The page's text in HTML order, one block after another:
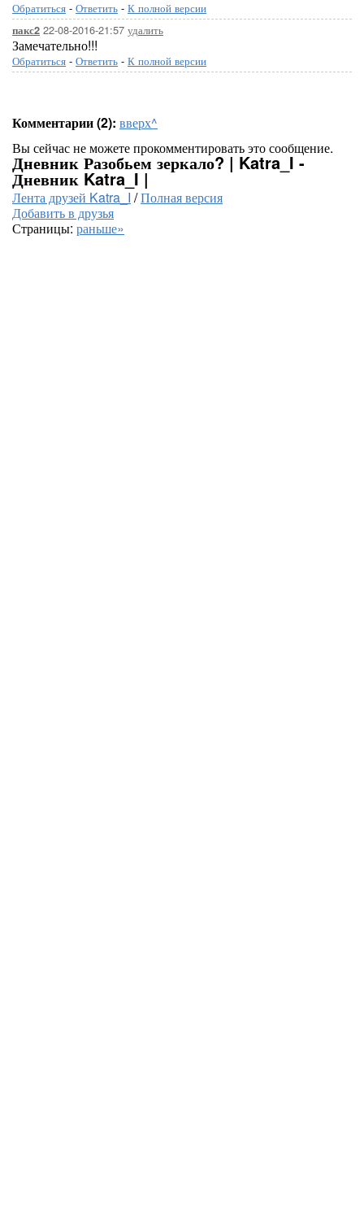
Обратиться - Ответить - К полной версии
пакс2 22-08-2016-21:57 удалить
Замечательно!!!
Обратиться - Ответить - К полной версии
Комментарии (2): вверх^
Вы сейчас не можете прокомментировать это сообщение.
Дневник Разобьем зеркало? | Katra_I -
Дневник Katra_I |
Лента друзей Katra_I /Полная версия
Добавить в друзья
Страницы: раньше»